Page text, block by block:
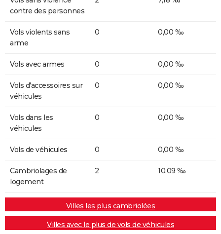
contre des personnes
Vols violents sans
arme
0 0,00 ‰
Vols avec armes 0 0,00 ‰
Vols d'accessoires sur
véhicules
0 0,00 ‰
Vols dans les
véhicules
0 0,00 ‰
Vols de véhicules 0 0,00 ‰
Cambriolages de
logement
2 10,09 ‰
Villes les plus cambriolées
Villes avec le plus de vols de véhicules